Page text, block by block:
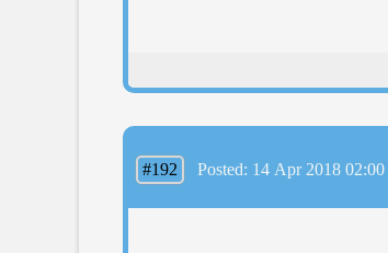
#192 Posted: 14 Apr 2018 02:00